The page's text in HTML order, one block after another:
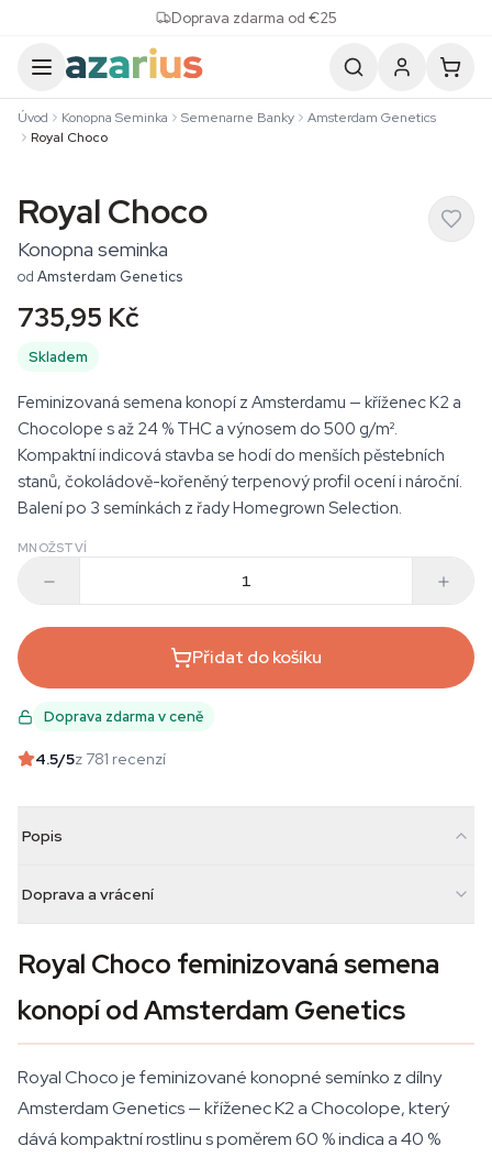
Doprava zdarma od €25
Úvod Konopna Seminka Semenarne Banky
Amsterdam Genetics
Royal Choco
Royal Choco
Konopna seminka
od Amsterdam Genetics
735,95 Kč
Skladem
Feminizovaná semena konopí z Amsterdamu — kříženec K2 a
Chocolope s až 24 % THC a výnosem do 500 g/m².
Kompaktní indicová stavba se hodí do menších pěstebních
stanů, čokoládově-kořeněný terpenový profil ocení i nároční.
Balení po 3 semínkách z řady Homegrown Selection.
MNOŽSTVÍ
Přidat do košíku
Doprava zdarma v ceně
4.5/5z 781 recenzí
Popis
Doprava a vrácení
Royal Choco feminizovaná semena
konopí od Amsterdam Genetics
Royal Choco je feminizované konopné semínko z dílny
Amsterdam Genetics — kříženec K2 a Chocolope, který
dává kompaktní rostlinu s poměrem 60 % indica a 40 %